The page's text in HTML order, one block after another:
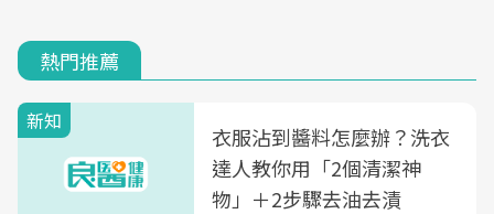
熱門推薦
新知
衣服沾到醬料怎麼辦？洗衣
達人教你用「2個清潔神
物」＋2步驟去油去漬